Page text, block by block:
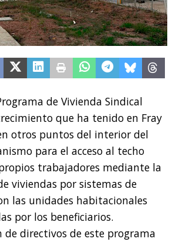
de Vivienda Sindical
que ha tenido en Fray
otros puntos del interior del
para el acceso al techo
trabajadores mediante la
viviendas por sistemas de
las unidades habitacionales
por los beneficiarios.
de directivos de este programa